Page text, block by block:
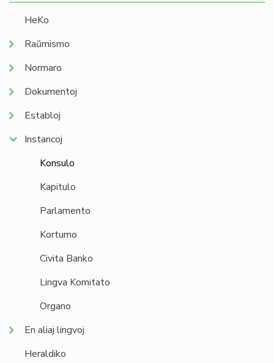
HeKo
Raŭmismo
Normaro
Dokumentoj
Establoj
Instancoj
Konsulo
Kapitulo
Parlamento
Kortumo
Civita Banko
Lingva Komitato
Organo
En aliaj lingvoj
Heraldiko